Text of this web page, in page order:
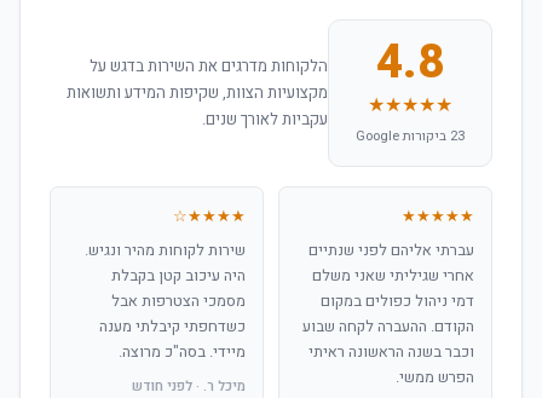
4.8
★★★★★
23 ביקורות Google
הלקוחות מדרגים את השירות בדגש על
מקצועיות הצוות, שקיפות המידע ותשואות
עקביות לאורך שנים.
★★★★★
עברתי אליהם לפני שנתיים
אחרי שגיליתי שאני משלם
דמי ניהול כפולים במקום
הקודם. ההעברה לקחה שבוע
וכבר בשנה הראשונה ראיתי
הפרש ממשי.
★★★★☆
שירות לקוחות מהיר ונגיש.
היה עיכוב קטן בקבלת
מסמכי הצטרפות אבל
כשדחפתי קיבלתי מענה
מיידי. בסה"כ מרוצה.
מיכל ר. · לפני חודש